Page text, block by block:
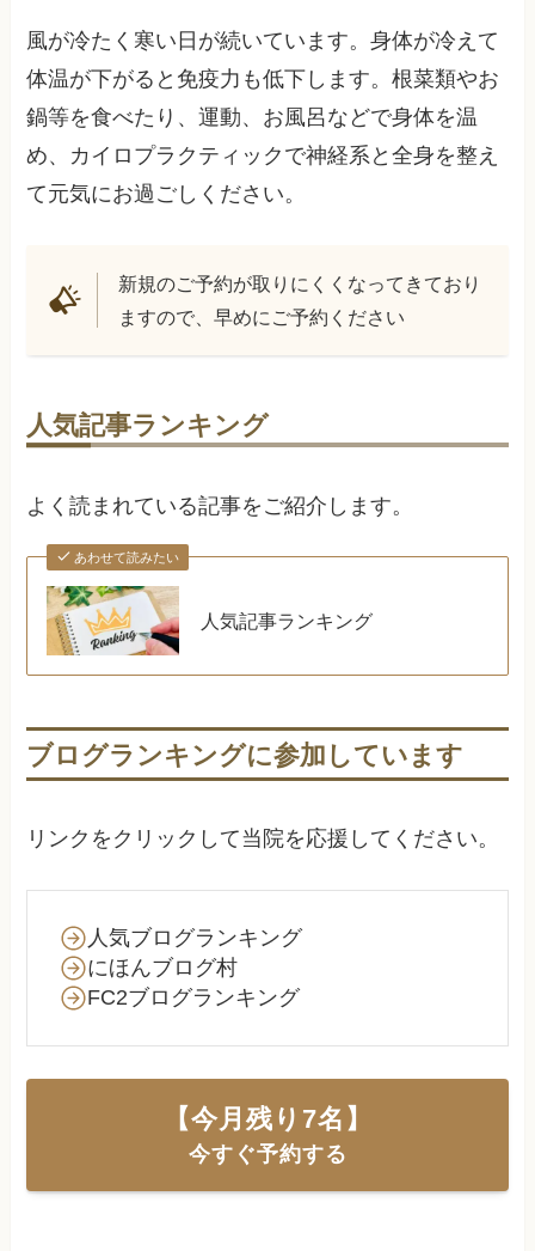
風が冷たく寒い日が続いています。身体が冷えて
体温が下がると免疫力も低下します。根菜類やお
鍋等を食べたり、運動、お風呂などで身体を温
め、カイロプラクティックで神経系と全身を整え
て元気にお過ごしください。
新規のご予約が取りにくくなってきており
ますので、早めにご予約ください
人気記事ランキング
よく読まれている記事をご紹介します。
あわせて読みたい
人気記事ランキング
ブログランキングに参加しています
リンクをクリックして当院を応援してください。
人気ブログランキング
にほんブログ村
FC2ブログランキング
【今月残り 7名】
今すぐ予約する